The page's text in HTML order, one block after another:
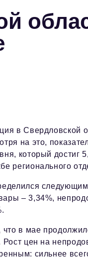
в Свердловской
на это,
который достиг
регионального
– 3,34%,
что в мае
Рост цен на
сильнее